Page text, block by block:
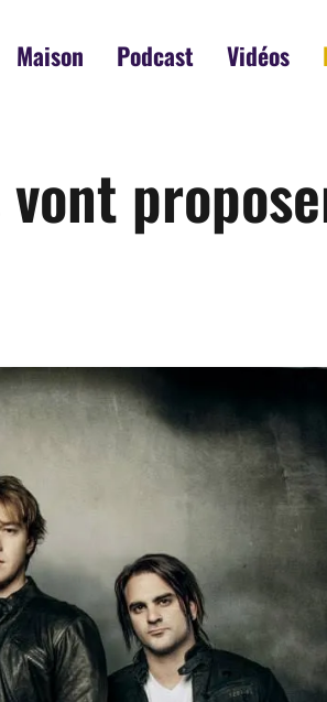
Maison Podcast Vidéos